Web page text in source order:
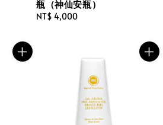
瓶（神仙安瓶）
Regular
NT$ 4,000